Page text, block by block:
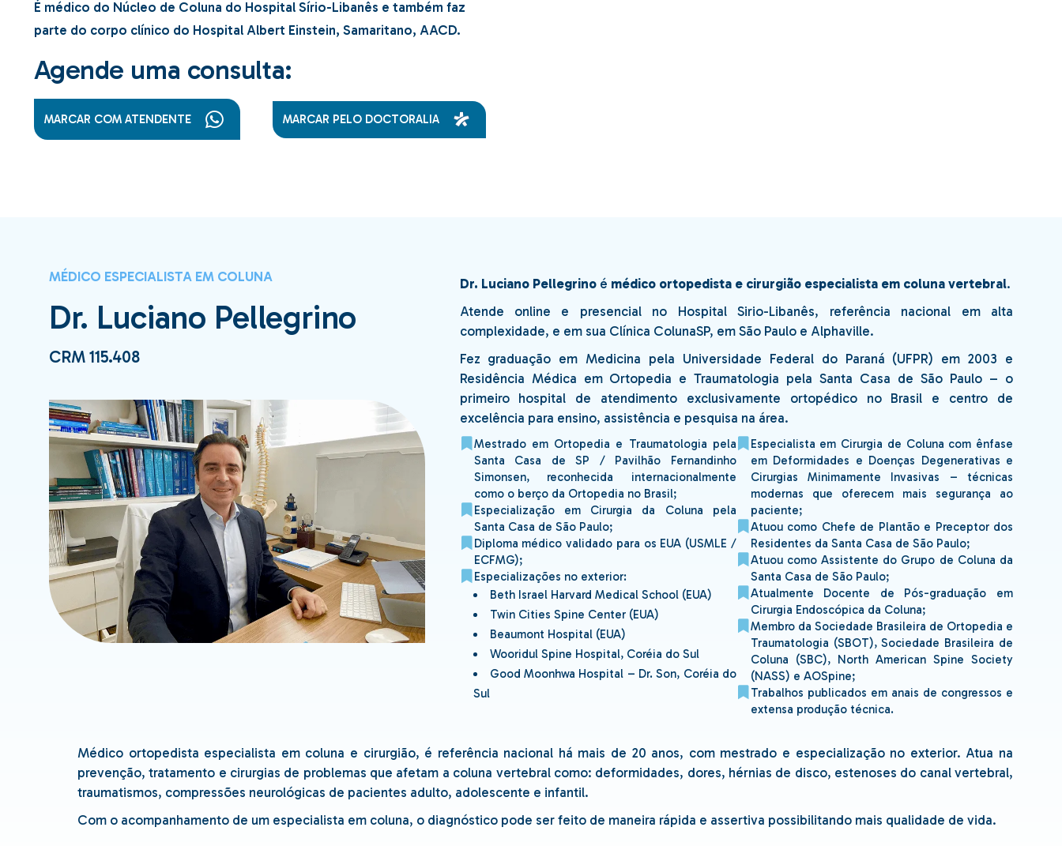
Cirurgia de Escoliose
Cirurgia de Cifose
Cirurgia da Coluna
Cirurgia de Coluna –
Novas Tecnologias
Colete Para Coluna
Medicamentos para
Coluna
Pilates
Reeducação Postural
Global – RPG para Dor na
Coluna
Acupuntura
Novas Tecnologias
Cirurgia de Coluna em
Artrodese Lombar ALIF
Cifoplastia
Pilates
Reeducação Postural
Global – RPG para Dor na
Acupuntura
É médico do Núcleo de Coluna do Hospital Sírio-Libanês e também faz
parte do corpo clínico do Hospital Albert Einstein, Samaritano, AACD.
Agende uma consulta:
MARCAR COM ATENDENTE MARCAR PELO DOCTORALIA
MÉDICO ESPECIALISTA EM COLUNA
Dr. Luciano Pellegrino
CRM 115.408
Dr. Luciano Pellegrinoé médico ortopedista e cirurgião especialista em coluna vertebral.
Atende online e presencial no Hospital Sirio-Libanês, referência nacional em alta
complexidade, e em sua Clínica ColunaSP, em São Paulo e Alphaville.
Fez graduação em Medicina pela Universidade Federal do Paraná (UFPR) em 2003 e
Residência Médica em Ortopedia e Traumatologia pela Santa Casa de São Paulo – o
primeiro hospital de atendimento exclusivamente ortopédico no Brasil e centro de
excelência para ensino, assistência e pesquisa na área.
Mestrado em Ortopedia e Traumatologia pela
Santa Casa de SP / Pavilhão Fernandinho
Simonsen, reconhecida internacionalmente
como o berço da Ortopedia no Brasil;
Especialização em Cirurgia da Coluna pela
Santa Casa de São Paulo;
Diploma médico validado para os EUA (USMLE /
ECFMG);
Especializações no exterior:
Beth Israel Harvard Medical School (EUA)
Twin Cities Spine Center (EUA)
Beaumont Hospital (EUA)
Wooridul Spine Hospital, Coréia do Sul
Good Moonhwa Hospital – Dr. Son, Coréia do
Sul
Especialista em Cirurgia de Coluna com ênfase
em Deformidades e Doenças Degenerativas e
Cirurgias Minimamente Invasivas – técnicas
modernas que oferecem mais segurança ao
paciente;
Atuou como Chefe de Plantão e Preceptor dos
Residentes da Santa Casa de São Paulo;
Atuou como Assistente do Grupo de Coluna da
Santa Casa de São Paulo;
Atualmente Docente de Pós-graduação em
Cirurgia Endoscópica da Coluna;
Membro da Sociedade Brasileira de Ortopedia e
Traumatologia (SBOT), Sociedade Brasileira de
Coluna (SBC), North American Spine Society
(NASS) e AOSpine;
Trabalhos publicados em anais de congressos e
extensa produção técnica.
Médico ortopedista especialista em coluna e cirurgião, é referência nacional há mais de 20 anos, com mestrado e especialização no exterior. Atua na
prevenção, tratamento e cirurgias de problemas que afetam a coluna vertebral como: deformidades, dores, hérnias de disco, estenoses do canal vertebral,
traumatismos, compressões neurológicas de pacientes adulto, adolescente e infantil.
Com o acompanhamento de um especialista em coluna, o diagnóstico pode ser feito de maneira rápida e assertiva possibilitando mais qualidade de vida.